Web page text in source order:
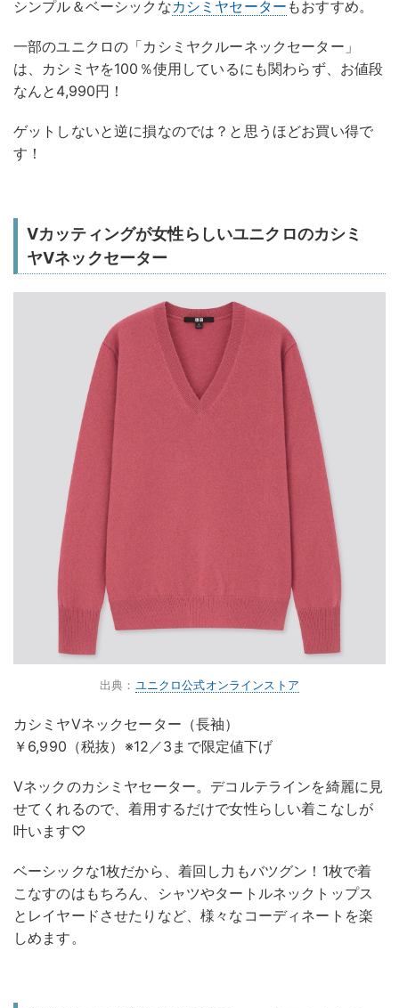
シンプル＆ベーシックなカシミヤセーター もおすすめ。
一部のユニクロの「カシミヤクルーネックセーター」
は、カシミヤを100％使用しているにも関わらず、お値段
なんと4,990円！
ゲットしないと逆に損なのでは？と思うほどお買い得で
す！
Vカッティングが女性らしいユニクロのカシミ
ヤVネックセーター
出典： ユニクロ公式オンラインストア
カシミヤVネックセーター（長袖）
￥6,990（税抜）※12／3まで限定値下げ
Vネックのカシミヤセーター。デコルテラインを綺麗に見
せてくれるので、着用するだけで女性らしい着こなしが
叶います♡
ベーシックな1枚だから、着回し力もバツグン！1枚で着
こなすのはもちろん、シャツやタートルネックトップス
とレイヤードさせたりなど、様々なコーディネートを楽
しめます。